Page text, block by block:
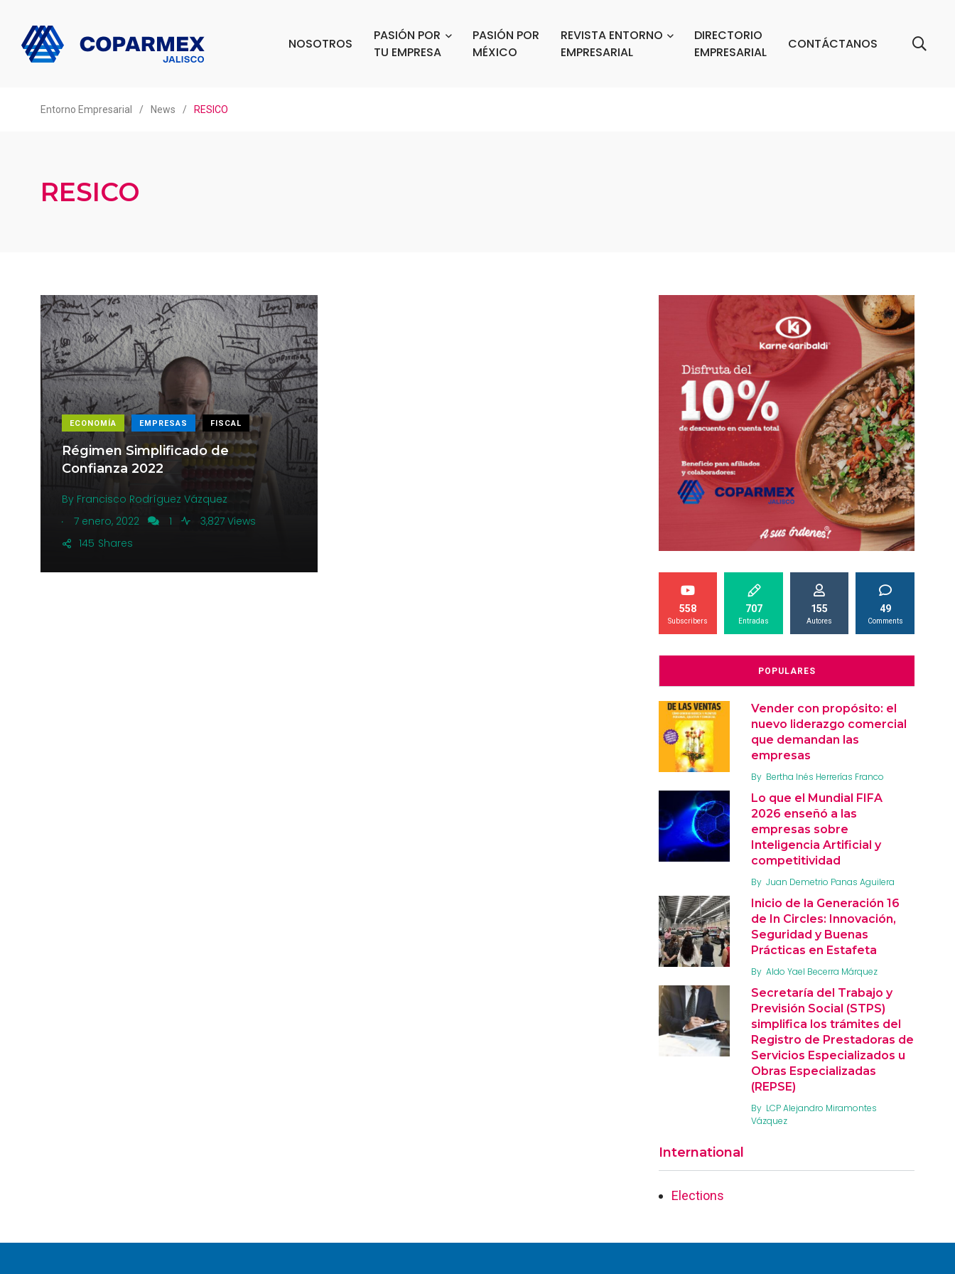
NOSOTROS
PASIÓN POR
TU EMPRESA
PASIÓN POR
MÉXICO
REVISTA ENTORNO
EMPRESARIAL
DIRECTORIO
EMPRESARIAL
CONTÁCTANOS
Entorno Empresarial / News / RESICO
RESICO
ECONOMÍA EMPRESAS FISCAL
Régimen Simplificado de
Confianza 2022
By Francisco Rodríguez Vázquez
.
7 enero, 2022 1
3,827 Views
Shares
145
558
Subscribers
707
Entradas
155
Autores
49
Comments
POPULARES
Vender con propósito: el
nuevo liderazgo comercial
que demandan las
empresas
By Bertha Inés Herrerías Franco
Lo que el Mundial FIFA
2026 enseñó a las
empresas sobre
Inteligencia Artificial y
competitividad
By Juan Demetrio Panas Aguilera
Inicio de la Generación 16
de In Circles: Innovación,
Seguridad y Buenas
Prácticas en Estafeta
By Aldo Yael Becerra Márquez
Secretaría del Trabajo y
Previsión Social (STPS)
simplifica los trámites del
Registro de Prestadoras de
Servicios Especializados u
Obras Especializadas
(REPSE)
By LCP Alejandro Miramontes
Vázquez
International
Elections